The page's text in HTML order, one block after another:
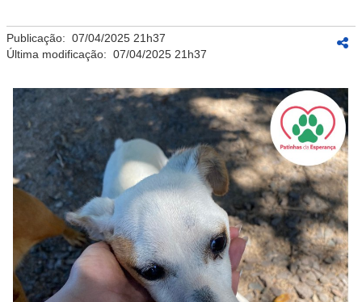
Publicação: 07/04/2025 21h37
Última modificação: 07/04/2025 21h37